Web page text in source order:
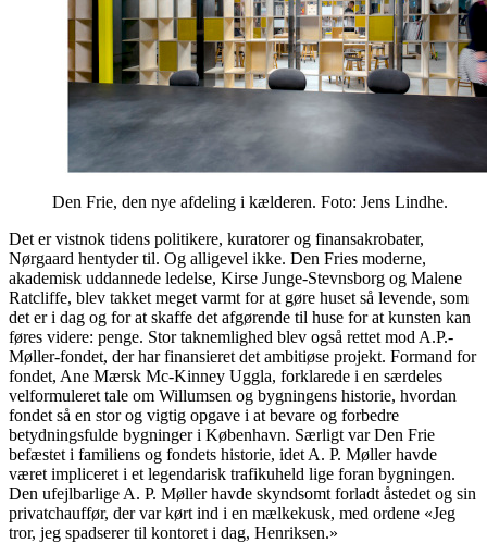
Den Frie, den nye afdeling i kælderen. Foto: Jens Lindhe.
Det er vistnok tidens politikere, kuratorer og finansakrobater,
Nørgaard hentyder til. Og alligevel ikke. Den Fries moderne,
akademisk uddannede ledelse, Kirse Junge-Stevnsborg og Malene
Ratcliffe, blev takket meget varmt for at gøre huset så levende, som
det er i dag og for at skaffe det afgørende til huse for at kunsten kan
føres videre: penge. Stor taknemlighed blev også rettet mod A.P.-
Møller-fondet, der har finansieret det ambitiøse projekt. Formand for
fondet, Ane Mærsk Mc-Kinney Uggla, forklarede i en særdeles
velformuleret tale om Willumsen og bygningens historie, hvordan
fondet så en stor og vigtig opgave i at bevare og forbedre
betydningsfulde bygninger i København. Særligt var Den Frie
befæstet i familiens og fondets historie, idet A. P. Møller havde
været impliceret i et legendarisk trafikuheld lige foran bygningen.
Den ufejlbarlige A. P. Møller havde skyndsomt forladt åstedet og sin
privatchauffør, der var kørt ind i en mælkekusk, med ordene «Jeg
tror, jeg spadserer til kontoret i dag, Henriksen.»